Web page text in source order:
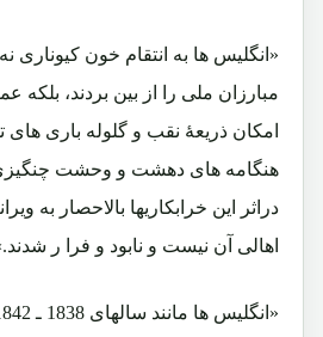
«انگلیس ها به انتقام خون کیوناری
مبارزان ملی را از بین بردند، بلکه
امکان ذریعۀ نقب و گلوله باری های
هنگامه های دهشت و وحشت چنگیزی
دراثر این خرابکاریها بالاحصار به
اهالی آن نیست و نابود و فرا ر